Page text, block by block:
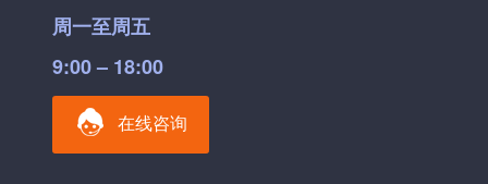
周一至周五
9:00 – 18:00
在线咨询